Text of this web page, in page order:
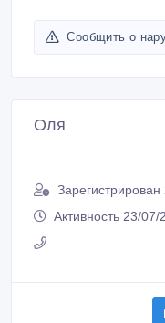
Сообщить о
Оля
Активность 23/